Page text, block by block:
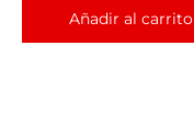
Añadir al carrito